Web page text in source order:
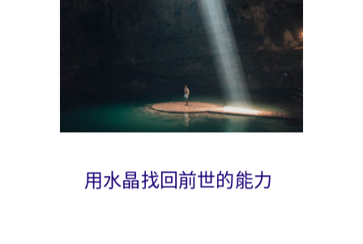
用水晶找回前世的能力